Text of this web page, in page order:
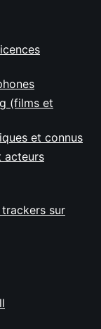
(films et
et connus
acteurs
sur